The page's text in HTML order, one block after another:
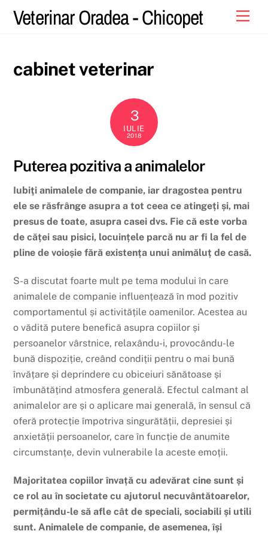
Veterinar Oradea - Chicopet
cabinet veterinar
3
IULIE
2018
Puterea pozitiva a animalelor
Iubiţi animalele de companie, iar dragostea pentru
ele se răsfrânge asupra a tot ceea ce atingeți și, mai
presus de toate, asupra casei dvs. Fie că este vorba
de căței sau pisici, locuințele parcă nu ar fi la fel de
pline de voioșie fără existența unui animăluț de casă.
S-a discutat foarte mult pe tema modului în care
animalele de companie influențează în mod pozitiv
comportamentul și activitățile oamenilor. Acestea au
o vădită putere benefică asupra copiilor și
persoanelor vârstnice, relaxându-i, provocându-le
bună dispoziție, creând condiții pentru o mai bună
învățare și deprindere cu obiceiuri sănătoase și
îmbunătățind atmosfera generală. Efectul calmant al
animalelor are și o aplicare mai generală, în sensul că
oferă protecție împotriva singurătății, depresiei și
anxietății persoanelor, care în funcție de anumite
circumstanțe, devin vulnerabile la aceste emoții.
Majoritatea copiilor învață cu adevărat cine sunt și
ce rol au în societate cu ajutorul necuvântătoarelor,
permițându-le să afle cât de speciali, sociabili și utili
sunt. Animalele de companie, de asemenea, își